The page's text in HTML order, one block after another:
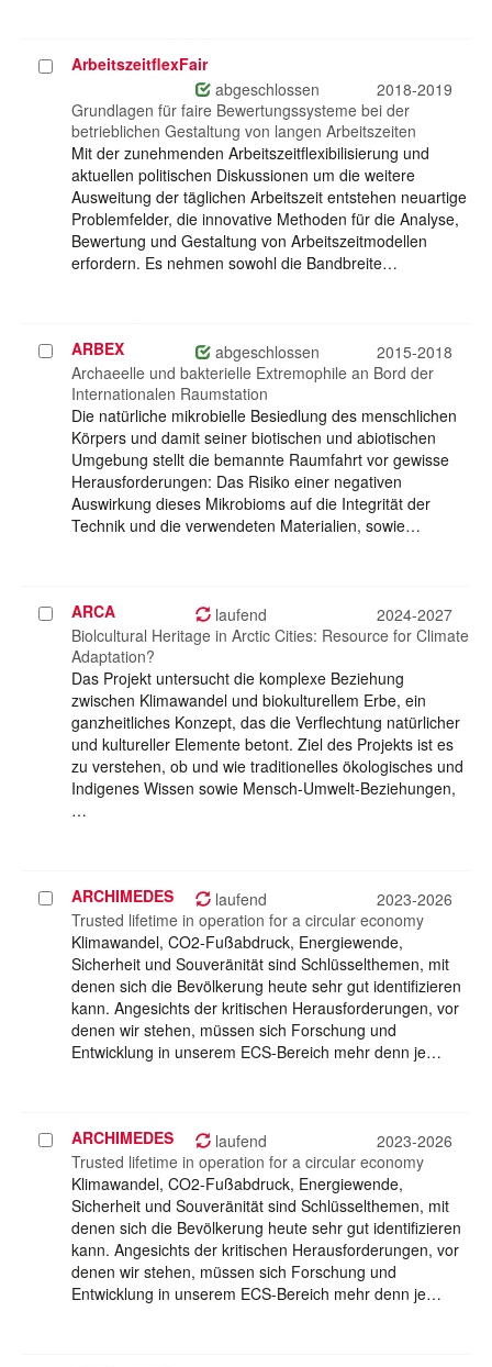
ProjektArbeitszeitflexFair
abgeschlossen
2018-2019
Grundlagen für faire Bewertungssysteme bei der
betrieblichen Gestaltung von langen Arbeitszeiten
Mit der zunehmenden Arbeitszeitflexibilisierung und
aktuellen politischen Diskussionen um die weitere
Ausweitung der täglichen Arbeitszeit entstehen neuartige
Problemfelder, die innovative Methoden für die Analyse,
Bewertung und Gestaltung von Arbeitszeitmodellen
erfordern. Es nehmen sowohl die Bandbreite…
Projekt
auswählen
ARBEX abgeschlossen
2015-2018
Archaeelle und bakterielle Extremophile an Bord der
Internationalen Raumstation
Die natürliche mikrobielle Besiedlung des menschlichen
Körpers und damit seiner biotischen und abiotischen
Umgebung stellt die bemannte Raumfahrt vor gewisse
Herausforderungen: Das Risiko einer negativen
Auswirkung dieses Mikrobioms auf die Integrität der
Technik und die verwendeten Materialien, sowie…
Projekt
auswählen
ARCA laufend
2024-2027
Biolcultural Heritage in Arctic Cities: Resource for Climate
Adaptation?
Das Projekt untersucht die komplexe Beziehung
zwischen Klimawandel und biokulturellem Erbe, ein
ganzheitliches Konzept, das die Verflechtung natürlicher
und kultureller Elemente betont. Ziel des Projekts ist es
zu verstehen, ob und wie traditionelles ökologisches und
Indigenes Wissen sowie Mensch-Umwelt-Beziehungen,
…
Projekt
auswählen
ARCHIMEDES laufend
2023-2026
Trusted lifetime in operation for a circular economy
Klimawandel, CO2-Fußabdruck, Energiewende,
Sicherheit und Souveränität sind Schlüsselthemen, mit
denen sich die Bevölkerung heute sehr gut identifizieren
kann. Angesichts der kritischen Herausforderungen, vor
denen wir stehen, müssen sich Forschung und
Entwicklung in unserem ECS-Bereich mehr denn je…
Projekt
auswählen
ARCHIMEDES laufend
2023-2026
Trusted lifetime in operation for a circular economy
Klimawandel, CO2-Fußabdruck, Energiewende,
Sicherheit und Souveränität sind Schlüsselthemen, mit
denen sich die Bevölkerung heute sehr gut identifizieren
kann. Angesichts der kritischen Herausforderungen, vor
denen wir stehen, müssen sich Forschung und
Entwicklung in unserem ECS-Bereich mehr denn je…